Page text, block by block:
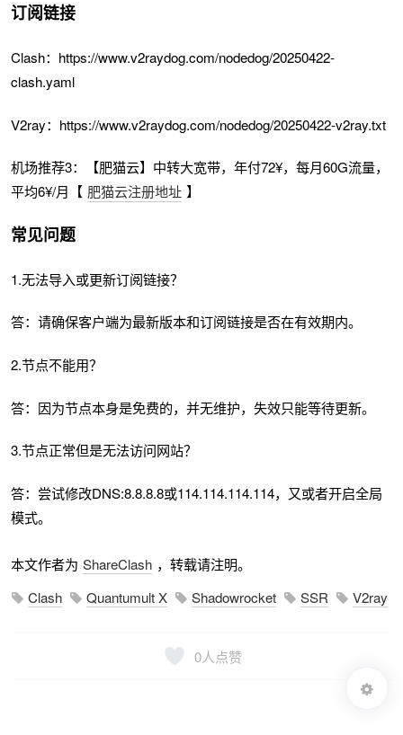
订阅链接
Clash：https://www.v2raydog.com/nodedog/20250422-
clash.yaml
V2ray：https://www.v2raydog.com/nodedog/20250422-v2ray.txt
机场推荐3：【肥猫云】中转大宽带，年付72¥，每月60G流量，
平均6¥/月【 肥猫云注册地址 】
常见问题
1.无法导入或更新订阅链接？
答：请确保客户端为最新版本和订阅链接是否在有效期内。
2.节点不能用？
答：因为节点本身是免费的，并无维护，失效只能等待更新。
3.节点正常但是无法访问网站？
答：尝试修改DNS:8.8.8.8或114.114.114.114，又或者开启全局
模式。
本文作者为 ShareClash ，转载请注明。
Clash
Quantumult X Shadowrocket SSR V2ray
0人点赞